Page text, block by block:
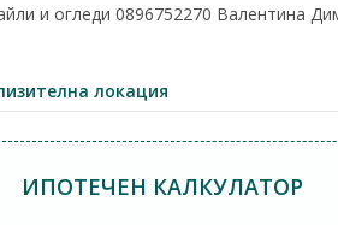
и огледи 0896752270 Валентина
локация
ИПОТЕЧЕН КАЛКУЛАТОР